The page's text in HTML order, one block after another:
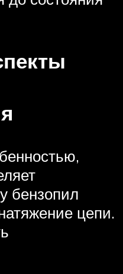
бензопил
цепи.